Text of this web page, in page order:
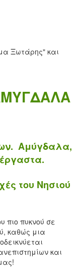
Ξωτάρης" και
Αμύγδαλα,
του Νησιού
πιο πυκνού σε
καθώς μια
και